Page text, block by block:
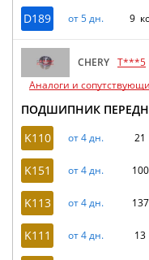
D189 от 5 дн. 9
CHERY T***5
Аналоги и
ПОДШИПНИК
K110
от 4 дн.
K151 от 4 дн.
K113 от 4 дн.
K111 от 4 дн.